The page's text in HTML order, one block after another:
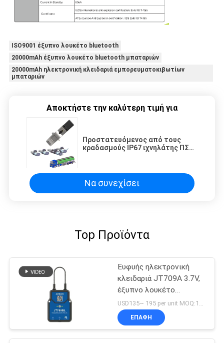
ISO9001 έξυπνο λουκέτο bluetooth
20000mAh έξυπνο λουκέτο bluetooth μπαταριών
20000mAh ηλεκτρονική κλειδαριά εμπορευματοκιβωτίων
μπαταριών
Αποκτήστε την καλύτερη τιμή για
Προστατευόμενος από τους
κραδασμούς IP67 ιχνηλάτης ΠΣΤ
πετρελαιοφόρων έξυπνος
Να συνεχίσει
Top Προϊόντα
Ευφυής ηλεκτρονική
κλειδαριά JT709A 3.7V,
έξυπνο λουκέτο
4500mAh Bluetooth
USD135~ 195 per unit MOQ:1UNIT
ΕΠΑΦΉ